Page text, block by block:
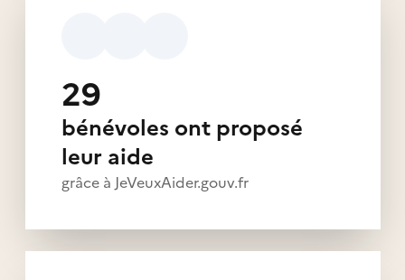
29
bénévoles ont proposé
leur aide
grâce à JeVeuxAider.gouv.fr